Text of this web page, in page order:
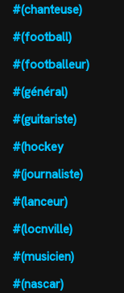
#(chanteuse)
#(football)
#(footballeur)
#(général)
#(guitariste)
#(hockey
#(journaliste)
#(lanceur)
#(locnville)
#(musicien)
#(nascar)